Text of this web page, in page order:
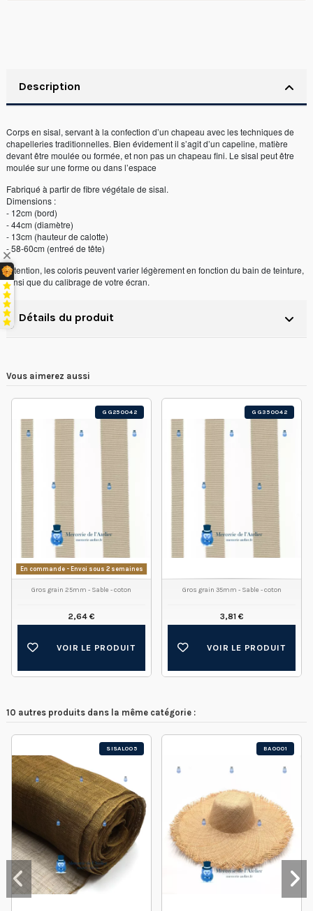
Description
Corps en sisal, servant à la confection d’un chapeau avec les techniques de
chapelleries traditionnelles. Bien évidement il s’agit d’un capeline, matière
devant être moulée ou formée, et non pas un chapeau fini. Le sisal peut être
moulée sur une forme ou dans l’espace
Fabriqué à partir de fibre végétale de sisal.
Dimensions :
- 12cm (bord)
- 44cm (diamètre)
- 13cm (hauteur de calotte)
- 58-60cm (entreé de tête)
Attention, les coloris peuvent varier légèrement en fonction du bain de teinture,
ainsi que du calibrage de votre écran.
Détails du produit
Vous aimerez aussi
GG250042
En commande - Envoi sous 2 semaines
Gros grain 25mm - Sable - coton
2,64 €
VOIR LE PRODUIT
GG350042
Gros grain 35mm - Sable - coton
3,81 €
VOIR LE PRODUIT
10 autres produits dans la même catégorie :
SISAL005 BAO001